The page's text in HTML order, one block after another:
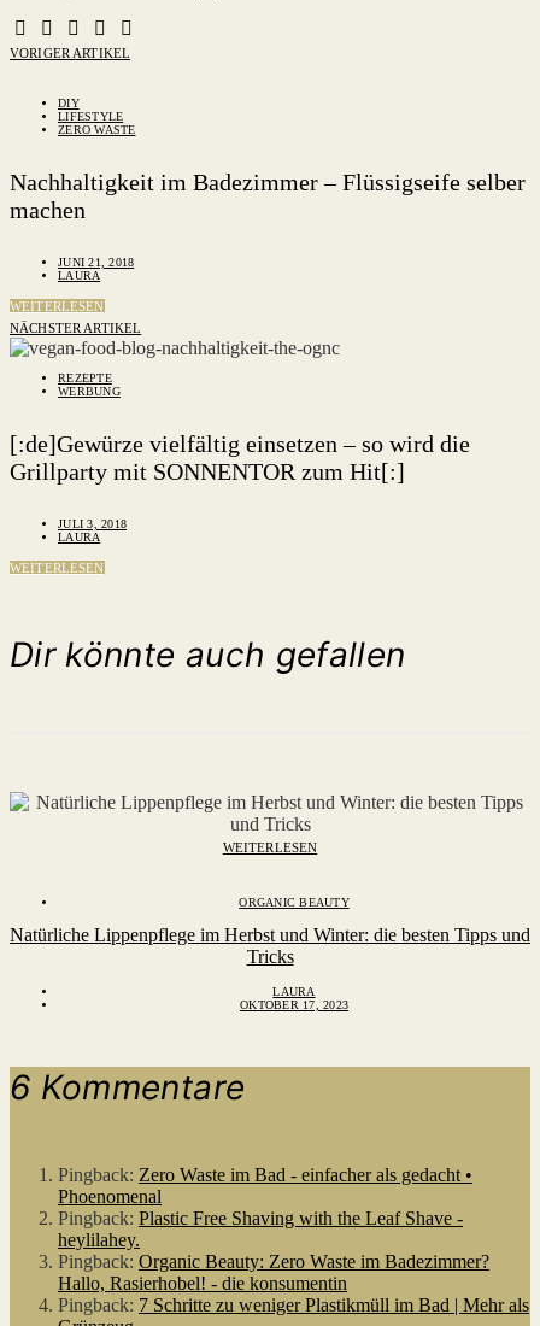
VORIGER ARTIKEL
DIY
LIFESTYLE
ZERO WASTE
Nachhaltigkeit im Badezimmer – Flüssigseife selber
machen
JUNI 21, 2018
LAURA
WEITERLESEN
NÄCHSTER ARTIKEL
REZEPTE
WERBUNG
[:de]Gewürze vielfältig einsetzen – so wird die
Grillparty mit SONNENTOR zum Hit[:]
JULI 3, 2018
LAURA
WEITERLESEN
Dir könnte auch gefallen
WEITERLESEN
ORGANIC BEAUTY
Natürliche Lippenpflege im Herbst und Winter: die besten Tipps und
Tricks
LAURA
OKTOBER 17, 2023
6 Kommentare
Pingback: Zero Waste im Bad - einfacher als gedacht •
Phoenomenal
Pingback: Plastic Free Shaving with the Leaf Shave -
heylilahey.
Pingback: Organic Beauty: Zero Waste im Badezimmer?
Hallo, Rasierhobel! - die konsumentin
Pingback: 7 Schritte zu weniger Plastikmüll im Bad | Mehr als